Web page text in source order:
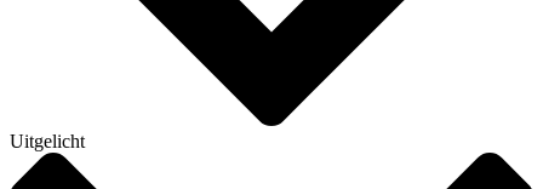
Uitgelicht